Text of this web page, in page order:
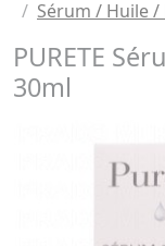
Sérum / Huile
PURETE
30ml